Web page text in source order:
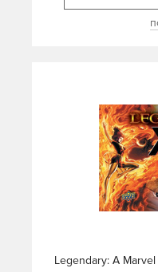
Legendary: A